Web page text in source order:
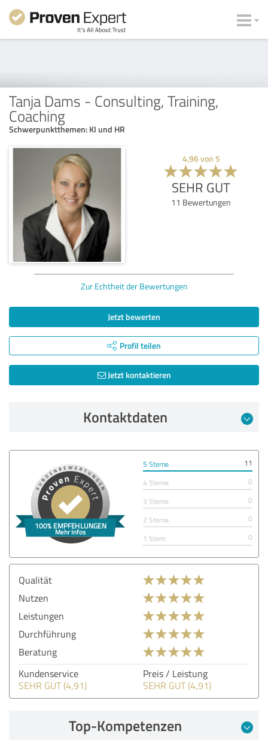
Tanja Dams - Consulting, Training,
Coaching
Schwerpunktthemen: KI und HR
4,96von 5
SEHR GUT
11 Bewertungen
Zur Echtheit der Bewertungen
Jetzt bewerten
Profil teilen
Jetzt kontaktieren
Kontaktdaten
5 Sterne
11
4 Sterne
0
3 Sterne
0
2 Sterne
0
1 Stern
0
Qualität
Nutzen
Leistungen
Durchführung
Beratung
Kundenservice
SEHR GUT (4,91)
Preis / Leistung
SEHR GUT (4,91)
Top-Kompetenzen